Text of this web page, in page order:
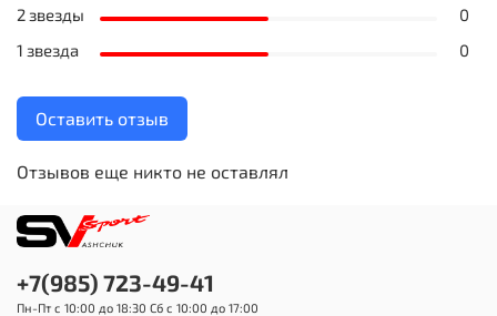
Отзывов еще никто не оставлял
2 звезды
0
1 звезда
0
Оставить отзыв
+7(985) 723-49-41
Пн-Пт с 10:00 до 18:30 Сб с 10:00 до 17:00